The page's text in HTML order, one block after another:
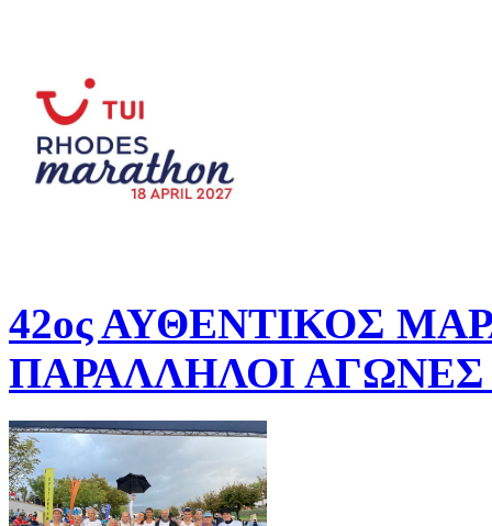
42ος ΑΥΘΕΝΤΙΚΟΣ
ΠΑΡΑΛΛΗΛΟΙ ΑΓΩΝΕΣ